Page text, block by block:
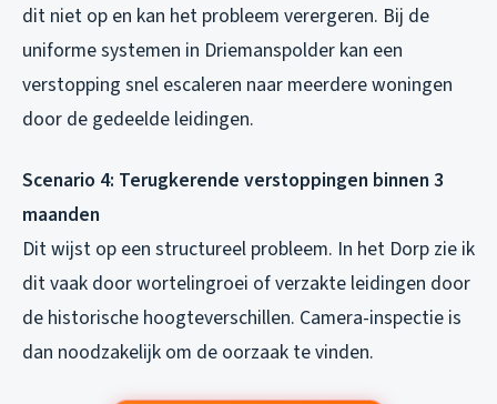
dit niet op en kan het probleem verergeren. Bij de
uniforme systemen in Driemanspolder kan een
verstopping snel escaleren naar meerdere woningen
door de gedeelde leidingen.
Scenario 4: Terugkerende verstoppingen binnen 3
maanden
Dit wijst op een structureel probleem. In het Dorp zie ik
dit vaak door wortelingroei of verzakte leidingen door
de historische hoogteverschillen. Camera-inspectie is
dan noodzakelijk om de oorzaak te vinden.